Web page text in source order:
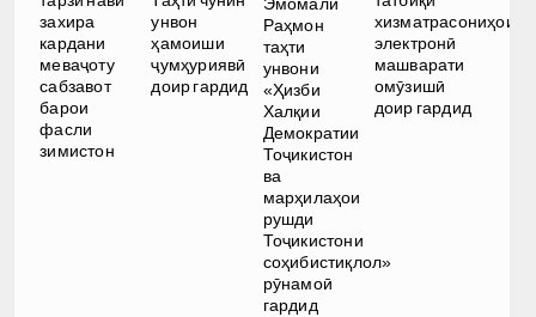
захира
кардани
меваҷоту
сабзавот
барои
фасли
зимистон
унвон
ҳамоиши
ҷумҳуриявӣ
доир гардид
Эмомалӣ
Раҳмон
таҳти
унвони
«Ҳизби
Халқии
Демократии
Тоҷикистон
ва
марҳилаҳои
рушди
Тоҷикистони
соҳибистиқлол»
рӯнамоӣ
гардид
хизматрасониҳои
электронӣ
машварати
омӯзишӣ
доир гардид